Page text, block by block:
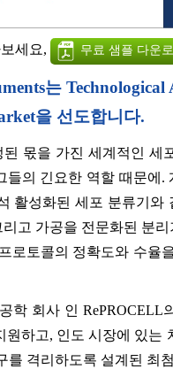
세요, 무료 샘플 다운
는 Technological
을 선도합니다.
된 몫을 가진 세계적인 세
의 긴요한 역할 때문에.
성화된 세포 분류기와
리고 가공을 전문화된 분
로토콜의 정확도와 수율
학 회사 인 RePROCELL
하고, 인도 시장에 있는
를 격리하도록 설계된 최